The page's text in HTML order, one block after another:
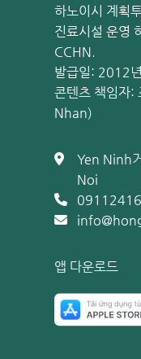
하노이시 계획
진료시설 운영
CCHN.
발급일: 2012
콘텐츠 책임자
Nhan)
Yen Ninh
Noi
앱 다운로드